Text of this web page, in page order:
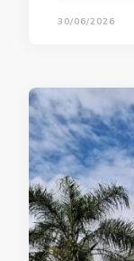
30/06/2026